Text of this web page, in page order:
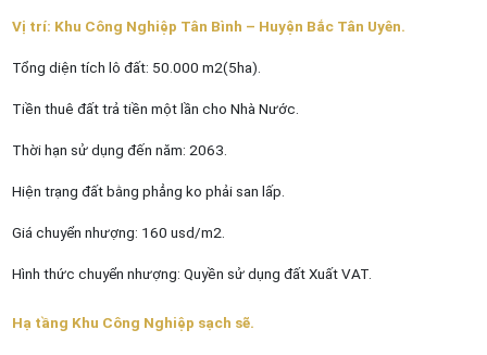
Vị trí: Khu Công Nghiệp Tân Bình – Huyện Bắc Tân Uyên.
Tổng diện tích lô đất: 50.000 m2(5ha).
Tiền thuê đất trả tiền một lần cho Nhà Nước.
Thời hạn sử dụng đến năm: 2063.
Hiện trạng đất bằng phẳng ko phải san lấp.
Giá chuyển nhượng: 160 usd/m2.
Hình thức chuyển nhượng: Quyền sử dụng đất Xuất VAT.
Hạ tầng Khu Công Nghiệp sạch sẽ.